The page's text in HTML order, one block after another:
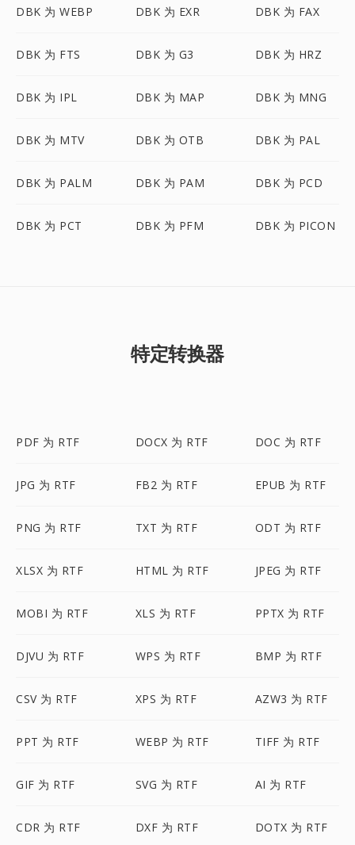
DBK 为 WEBP DBK 为 EXR DBK 为 FAX
DBK 为 FTS DBK 为 G3 DBK 为 HRZ
DBK 为 IPL DBK 为 MAP DBK 为 MNG
DBK 为 MTV DBK 为 OTB DBK 为 PAL
DBK 为 PALM DBK 为 PAM DBK 为 PCD
DBK 为 PCT DBK 为 PFM DBK 为 PICON
特定转换器
PDF 为 RTF DOCX 为 RTF DOC 为 RTF
JPG 为 RTF FB2 为 RTF EPUB 为 RTF
PNG 为 RTF TXT 为 RTF ODT 为 RTF
XLSX 为 RTF HTML 为 RTF JPEG 为 RTF
MOBI 为 RTF XLS 为 RTF PPTX 为 RTF
DJVU 为 RTF WPS 为 RTF BMP 为 RTF
CSV 为 RTF XPS 为 RTF AZW3 为 RTF
PPT 为 RTF WEBP 为 RTF TIFF 为 RTF
GIF 为 RTF SVG 为 RTF AI 为 RTF
CDR 为 RTF DXF 为 RTF DOTX 为 RTF